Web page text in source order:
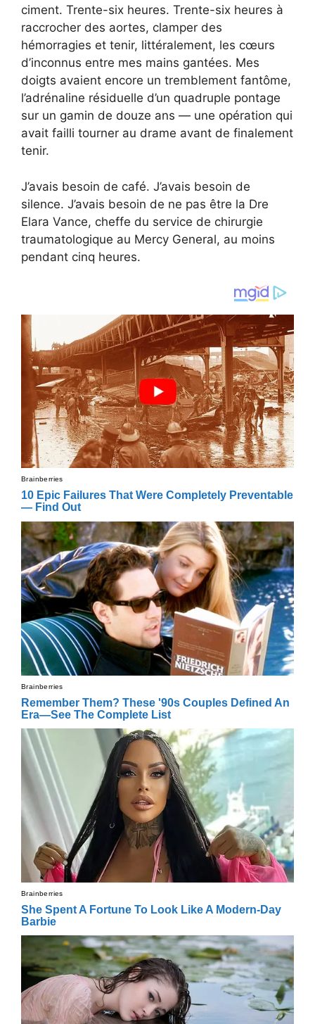
ciment. Trente-six heures. Trente-six heures à
raccrocher des aortes, clamper des
hémorragies et tenir, littéralement, les cœurs
d’inconnus entre mes mains gantées. Mes
doigts avaient encore un tremblement fantôme,
l’adrénaline résiduelle d’un quadruple pontage
sur un gamin de douze ans — une opération qui
avait failli tourner au drame avant de finalement
tenir.
J’avais besoin de café. J’avais besoin de
silence. J’avais besoin de ne pas être la Dre
Elara Vance, cheffe du service de chirurgie
traumatologique au Mercy General, au moins
pendant cinq heures.